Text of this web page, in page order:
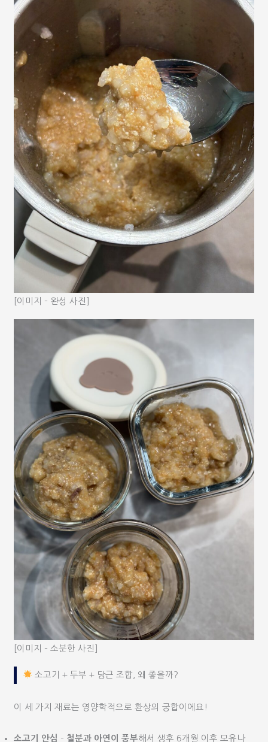
[이미지 – 완성 사진]
[이미지 – 소분한 사진]
소고기 + 두부 + 당근 조합, 왜 좋을까?
이 세 가지 재료는 영양학적으로 환상의 궁합이에요!
소고기 안심 – 철분과 아연이 풍부해서 생후 6개월 이후 모유나